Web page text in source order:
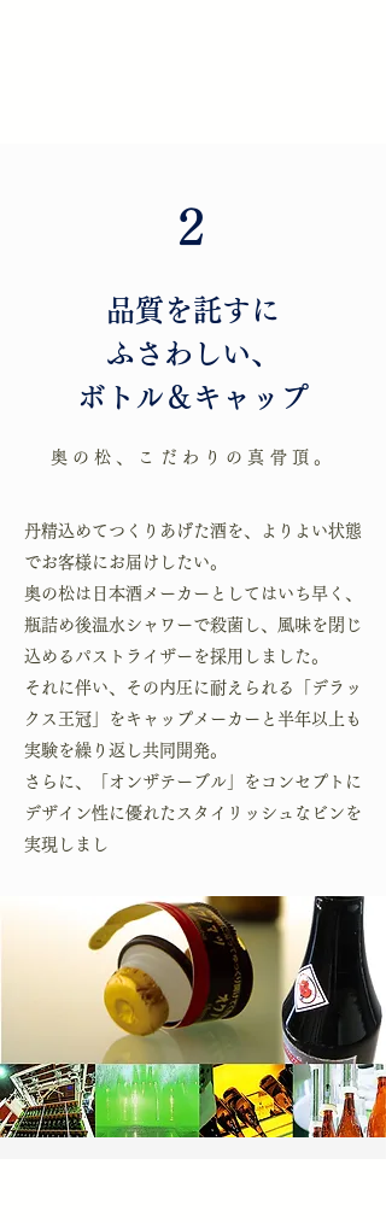
2
品質を託すに
ふさわしい、
ボトル＆キャップ
奥の松、こだわりの真骨頂。
丹精込めてつくりあげた酒を、よりよい状態
でお客様にお届けしたい。
奥の松は日本酒メーカーとしてはいち早く、
瓶詰め後温水シャワーで殺菌し、風味を閉じ
込めるパストライザーを採用しました。
それに伴い、その内圧に耐えられる「デラッ
クス王冠」をキャップメーカーと半年以上も
実験を繰り返し共同開発。
さらに、「オンザテーブル」をコンセプトに
デザイン性に優れたスタイリッシュなビンを
実現しまし